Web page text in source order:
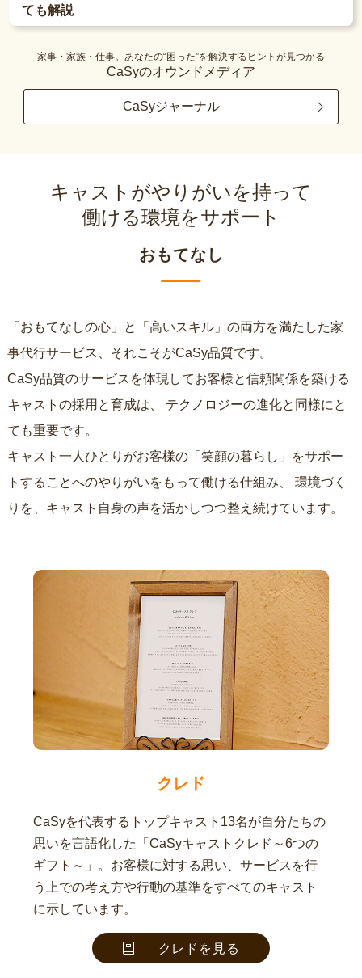
ても解説
家事・家族・仕事。あなたの“困った”を解決するヒントが見つかる
CaSyのオウンドメディア
CaSyジャーナル
キャストがやりがいを持って
働ける環境をサポート
おもてなし
「おもてなしの心」と「高いスキル」の両方を満たした家
事代行サービス、それこそがCaSy品質です。
CaSy品質のサービスを体現してお客様と信頼関係を築ける
キャストの採用と育成は、
ても重要です。
キャスト一人ひとりがお客様の「笑顔の暮らし」をサポー
トすることへのやりがいをもって働ける仕組み、
りを、キャスト自身の声を活かしつつ整え続けています。
クレド
CaSyを代表するトップキャスト13名が自分たちの
思いを言語化した「CaSyキャストクレド～6つの
ギフト～」。お客様に対する思い、サービスを行
う上での考え方や行動の基準をすべてのキャスト
に示しています。
クレドを見る